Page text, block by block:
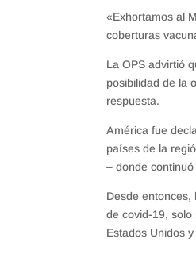
«Exhortamos al
coberturas
La OPS advirtió
posibilidad de la
respuesta.
América fue
países de la
– donde
Desde entonces,
de covid-19,
Estados Unidos